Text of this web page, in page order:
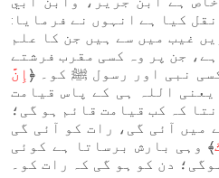
کیا ہے انہوں نے فرمایا:
غیب میں سے ہیں جن کا علم
جن پر وہ کسی مقرب فرشتے
نبی اور رسول ﷺ کو۔ ﴿ إِنَّ
یعنی اللہ ہی کے پاس قیامت
کہ کب قیامت قائم ہو گی؛
میں آئی گی، رات کو آئی گی
﴾ وہی بارش برساتا ہے کوئی
دن کو ہو گی کہ رات کو۔